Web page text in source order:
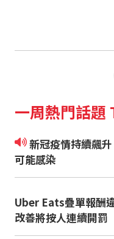
一周熱門話題
新冠疫情持續飆升 常見八大症狀 沒發燒也
可能感染
Uber Eats疊單報酬
改善將按人連續開罰